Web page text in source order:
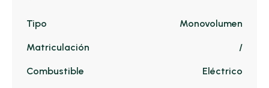
Tipo Monovolumen
Matriculación /
Combustible Eléctrico